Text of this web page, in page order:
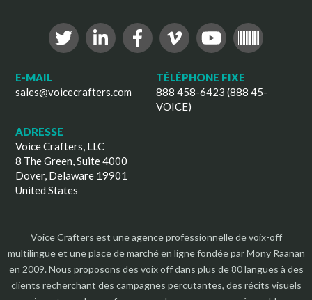
E-MAIL
sales@voicecrafters.com
TÉLÉPHONE FIXE
888 458-6423 (888 45-
VOICE)
ADRESSE
Voice Crafters, LLC
8 The Green, Suite 4000
Dover, Delaware 19901
United States
Voice Crafters est une agence professionnelle de voix-off
multilingue et une place de marché en ligne fondée par Mony Raanan
en 2009. Nous proposons des voix off dans plus de 80 langues à des
clients recherchant des campagnes percutantes, des récits visuels